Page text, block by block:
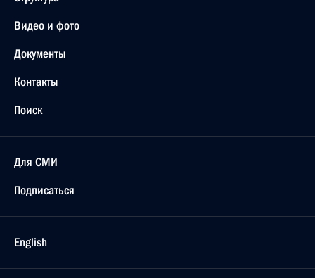
Видео и фото
Документы
Контакты
Поиск
Для СМИ
Подписаться
English